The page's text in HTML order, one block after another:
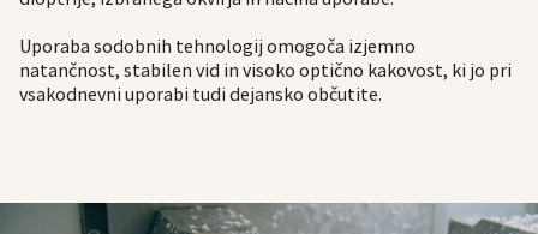
Uporaba sodobnih tehnologij omogoča izjemno
natančnost, stabilen vid in visoko optično kakovost, ki jo pri
vsakodnevni uporabi tudi dejansko občutite.